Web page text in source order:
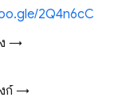
2Q4n6cC
ง →
งก์ →